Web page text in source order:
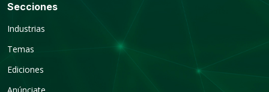
Secciones
Industrias
Temas
Ediciones